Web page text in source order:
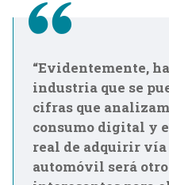
“Evidentemente,
industria que se
cifras que
consumo digital y
real de adquirir vía
automóvil será